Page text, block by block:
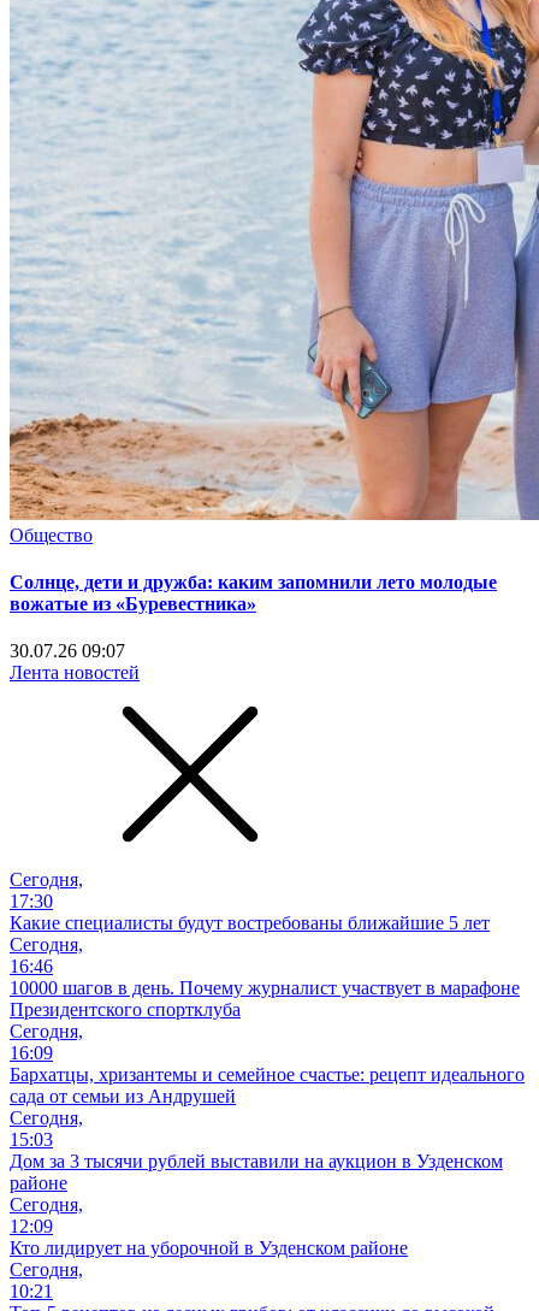
Общество
Солнце, дети и дружба: каким запомнили лето молодые
вожатые из «Буревестника»
30.07.26 09:07
Лента новостей
Сегодня,
17:30
Какие специалисты будут востребованы ближайшие 5 лет
Сегодня,
16:46
10000 шагов в день. Почему журналист участвует в марафоне
Президентского спортклуба
Сегодня,
16:09
Бархатцы, хризантемы и семейное счастье: рецепт идеального
сада от семьи из Андрушей
Сегодня,
15:03
Дом за 3 тысячи рублей выставили на аукцион в Узденском
районе
Сегодня,
12:09
Кто лидирует на уборочной в Узденском районе
Сегодня,
10:21